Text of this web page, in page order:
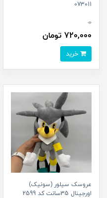
073011
0
720,000 تومان
عروسک سیلور (سونیک)
اورجینال 35سانت کد 2599